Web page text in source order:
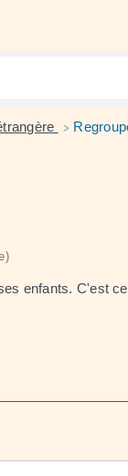
>
enfants. C'est